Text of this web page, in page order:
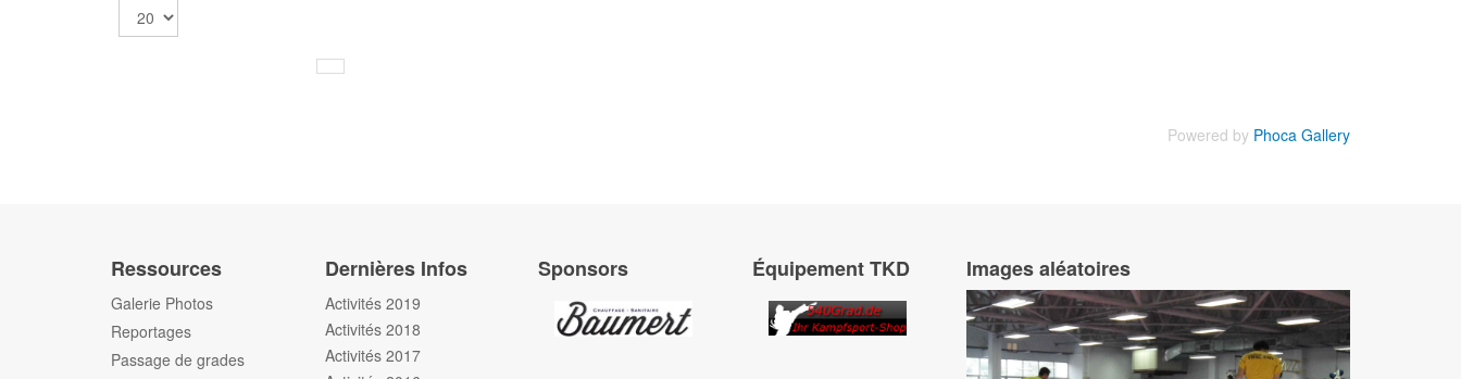
Powered by Phoca Gallery
Ressources
Galerie Photos
Reportages
Passage de grades
Dernières Infos
Activités 2019
Activités 2018
Activités 2017
Sponsors Équipement TKD Images aléatoires